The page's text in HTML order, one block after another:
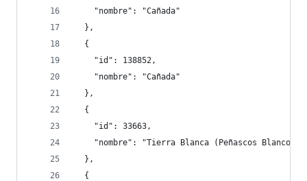
    "nombre": "Cañada"
  },
  {
    "id": 138852,
    "nombre": "Cañada"
  },
  {
    "id": 33663,
    "nombre": "Tierra Blanca (Peñascos Blancos)"
  },
  {